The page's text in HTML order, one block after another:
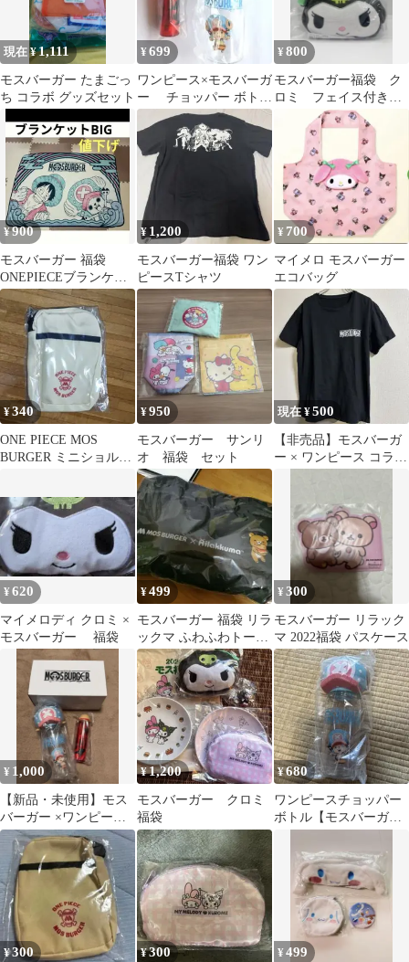
現在 ¥1,111
モスバーガー たまごっ
ち コラボ グッズセット
¥699
ワンピース×モスバーガ
ー チョッパー ボト
ル トング 新品
¥800
モスバーガー福袋 ク
ロミ フェイス付きエ
コバッグ
¥900
モスバーガー 福袋
ONEPIECEブランケッ
ト【美品】
¥ 1,200
モスバーガー福袋 ワン
ピースTシャツ
¥ 700
マイメロ モスバーガー
エコバッグ
¥340
ONE PIECE MOS
BURGER ミニショルダ
¥950
モスバーガー サンリ
オ 福袋 セット
現在 ¥500
【非売品】モスバーガ
ー × ワンピース コラボ
¥620
マイメロディ クロミ ×
モスバーガー 福袋
¥499
モスバーガー 福袋 リラ
ックマ ふわふわトート
バッグ
¥300
モスバーガー リラック
マ 2022福袋 パスケース
¥ 1,000
【新品・未使用】モス
バーガー ×ワンピース
福袋 コラボグッズ
¥1,200
モスバーガー クロミ
福袋
¥680
ワンピースチョッパー
ボトル【モスバーガー
¥300 ¥300 ¥499